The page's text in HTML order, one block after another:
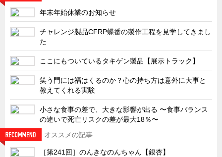
年末年始休業のお知らせ
チャレンジ製品CFRP蝶番の製作工程を見学してきまし
た
ここにもついているタキゲン製品【展示トラック】
笑う門には福はくるのか？心の持ち方は意外に大事と
教えてくれる実験
小さな食事の差で、大きな影響が出る 〜食事バランス
の違いで死亡リスクの差が最大18％〜
オススメの記事
［第241回］のんきなのんちゃん【銀杏】